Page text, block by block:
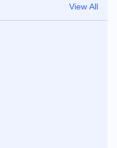
View All